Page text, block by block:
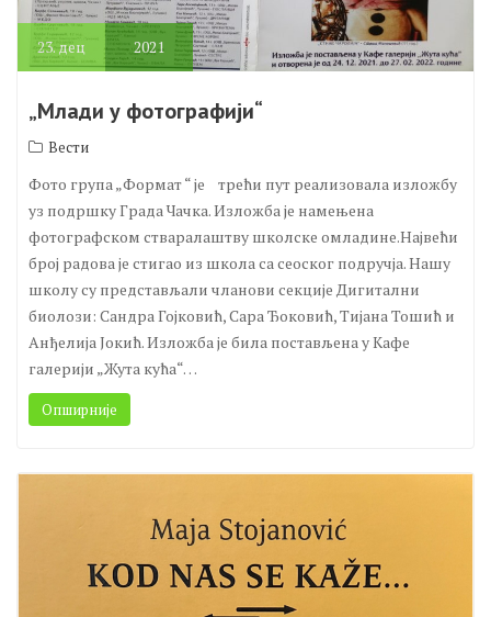
23.дец 2021
„Млади у фотографији“
Вести
Фото група „Формат “ је трећи пут реализовала изложбу
уз подршку Града Чачка. Изложба је намењена
фотографском стваралаштву школске омладине.Највећи
број радова је стигао из школа са сеоског подручја. Нашу
школу су представљали чланови секције Дигитални
биолози: Сандра Гојковић, Сара Ђоковић, Тијана Тошић и
Анђелија Јокић. Изложба је била постављена у Кафе
галерији „Жута кућа“…
Опширније